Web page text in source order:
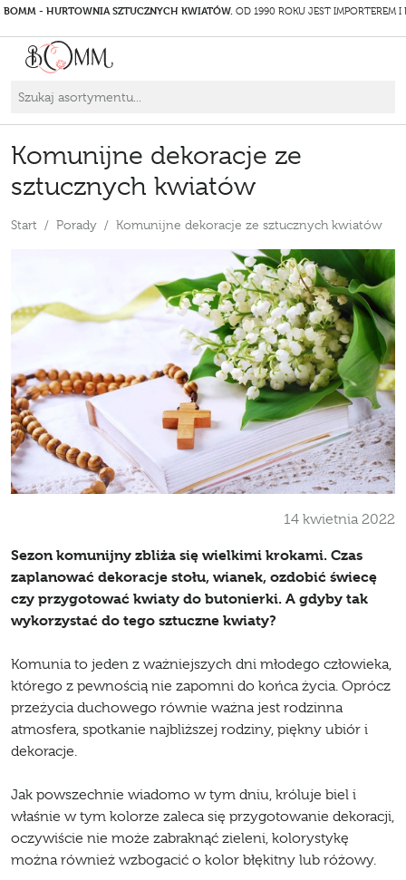
BOMM - HURTOWNIA SZTUCZNYCH KWIATÓW. OD 1990 ROKU JEST IMPORTEREM
Komunijne dekoracje ze
sztucznych kwiatów
Start Porady Komunijne dekoracje ze sztucznych kwiatów
14 kwietnia 2022
Sezon komunijny zbliża się wielkimi krokami. Czas
zaplanować dekoracje stołu, wianek, ozdobić świecę
czy przygotować kwiaty do butonierki. A gdyby tak
wykorzystać do tego sztuczne kwiaty?
Komunia to jeden z ważniejszych dni młodego człowieka,
którego z pewnością nie zapomni do końca życia. Oprócz
przeżycia duchowego równie ważna jest rodzinna
atmosfera, spotkanie najbliższej rodziny, piękny ubiór i
dekoracje.
Jak powszechnie wiadomo w tym dniu, króluje biel i
właśnie w tym kolorze zaleca się przygotowanie dekoracji,
oczywiście nie może zabraknąć zieleni, kolorystykę
można również wzbogacić o kolor błękitny lub różowy.